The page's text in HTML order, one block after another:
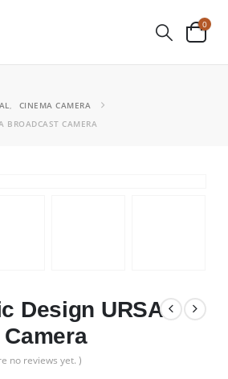
0
,
CINEMA CAMERA
BROADCAST CAMERA
Design URSA
no reviews yet. )